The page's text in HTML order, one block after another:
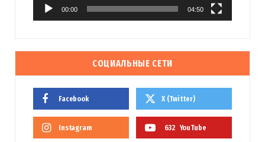
00:00 04:50
СОЦИАЛЬНЫЕ СЕТИ
Facebook X (Twitter)
Instagram 632 YouTube